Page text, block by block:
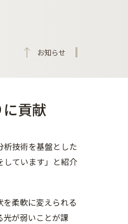
お知らせ
貢献
析技術を基盤とした
しています」と紹介
柔軟に変えられる
が弱いことが課